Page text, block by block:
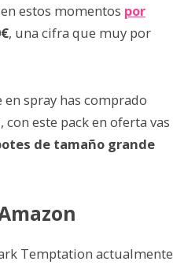
estos momentos por
, una cifra que muy por
spray has comprado
este pack en oferta vas
de tamaño grande
Temptation actualmente